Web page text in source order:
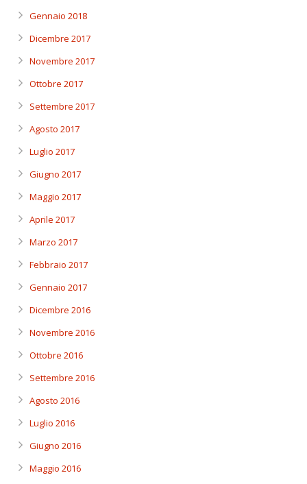
Gennaio 2018
Dicembre 2017
Novembre 2017
Ottobre 2017
Settembre 2017
Agosto 2017
Luglio 2017
Giugno 2017
Maggio 2017
Aprile 2017
Marzo 2017
Febbraio 2017
Gennaio 2017
Dicembre 2016
Novembre 2016
Ottobre 2016
Settembre 2016
Agosto 2016
Luglio 2016
Giugno 2016
Maggio 2016